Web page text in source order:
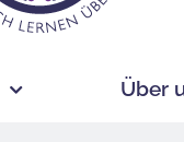
Über